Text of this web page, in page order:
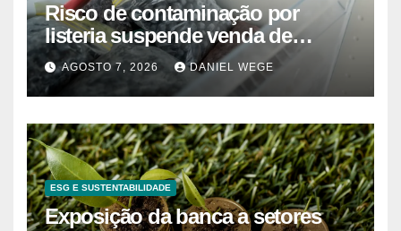
Risco de contaminação por
listeria suspende venda de
mirtilos em fábricas da América
do Norte – Mix Vale
AGOSTO 7, 2026 DANIEL WEGE
ESG E SUSTENTABILIDADE
Exposição da banca a setores